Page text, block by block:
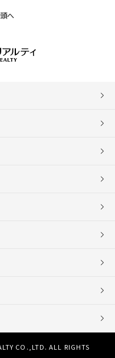
へ
CO.,LTD. ALL RIGHTS